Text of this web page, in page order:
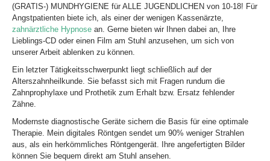
(GRATIS-) MUNDHYGIENE für ALLE JUGENDLICHEN von 10-18! Für
Angstpatienten biete ich, als einer der wenigen Kassenärzte,
zahnärztliche Hypnose an. Gerne bieten wir Ihnen dabei an, Ihre
Lieblings-CD oder einen Film am Stuhl anzusehen, um sich von
unserer Arbeit ablenken zu können.
Ein letzter Tätigkeitsschwerpunkt liegt schließlich auf der
Alterszahnheilkunde. Sie befasst sich mit Fragen rundum die
Zahnprophylaxe und Prothetik zum Erhalt bzw. Ersatz fehlender
Zähne.
Modernste diagnostische Geräte sichern die Basis für eine optimale
Therapie. Mein digitales Röntgen sendet um 90% weniger Strahlen
aus, als ein herkömmliches Röntgengerät. Ihre angefertigten Bilder
können Sie bequem direkt am Stuhl ansehen.